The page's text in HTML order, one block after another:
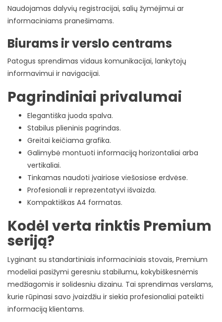
Naudojamas dalyvių registracijai, salių žymėjimui ar
informaciniams pranešimams.
Biurams ir verslo centrams
Patogus sprendimas vidaus komunikacijai, lankytojų
informavimui ir navigacijai.
Pagrindiniai privalumai
Elegantiška juoda spalva.
Stabilus plieninis pagrindas.
Greitai keičiama grafika.
Galimybė montuoti informaciją horizontaliai arba
vertikaliai.
Tinkamas naudoti įvairiose viešosiose erdvėse.
Profesionali ir reprezentatyvi išvaizda.
Kompaktiškas A4 formatas.
Kodėl verta rinktis Premium
seriją?
Lyginant su standartiniais informaciniais stovais, Premium
modeliai pasižymi geresniu stabilumu, kokybiškesnėmis
medžiagomis ir solidesniu dizainu. Tai sprendimas verslams,
kurie rūpinasi savo įvaizdžiu ir siekia profesionaliai pateikti
informaciją klientams.